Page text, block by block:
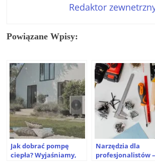
Redaktor
Powiązane Wpisy:
Jak dobrać pompę
ciepła? Wyjaśniamy,
Narzędzia dla
profesjonalistów –